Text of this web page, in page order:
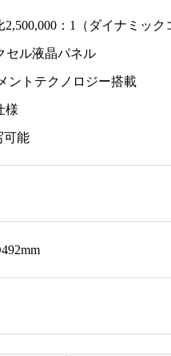
：1（ダイナミック
セル液晶パネル
ントテクノロジー搭載
様
可能